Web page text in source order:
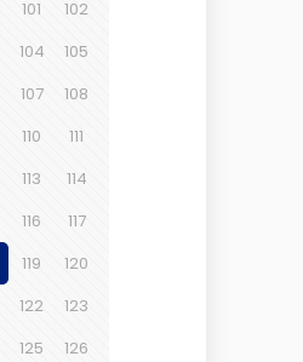
101
102
104
105
107
108
110
111
113
114
116
117
119
120
122
123
125
126